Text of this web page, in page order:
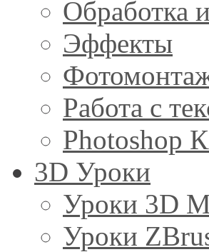
Обработка
Эффекты
Работа с
Photoshop
3D Уроки
Уроки 3D
Уроки